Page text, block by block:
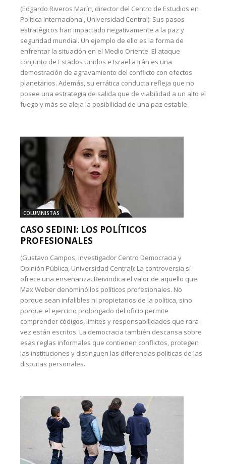
(Edgardo Riveros Marín, director del Centro de Estudios en
Política Internacional, Universidad Central): Sus pasos
estratégicos han impactado negativamente a la paz y
seguridad mundial. Un ejemplo de ello es la forma de
enfrentar la situación en el Medio Oriente. El ataque
conjunto de Estados Unidos e Israel a Irán es una
demostración de agravamiento del conflicto con efectos
planetarios. Además, su errática conducta refleja que no
posee una estrategia de salida que de viabilidad a un alto el
fuego y más se aleja la posibilidad de una paz estable.
COLUMNISTAS
CASO SEDINI: LOS POLÍTICOS
PROFESIONALES
(Gustavo Campos, investigador Centro Democracia y
Opinión Pública, Universidad Central): La controversia sí
ofrece una enseñanza. Reivindica el valor de aquello que
Max Weber denominó los políticos profesionales. No
porque sean infalibles ni propietarios de la política, sino
porque el ejercicio prolongado del oficio permite
comprender códigos, límites y responsabilidades que rara
vez están escritos. La democracia también descansa sobre
esas reglas informales que contienen conflictos, protegen
las instituciones y distinguen las diferencias políticas de las
disputas personales.